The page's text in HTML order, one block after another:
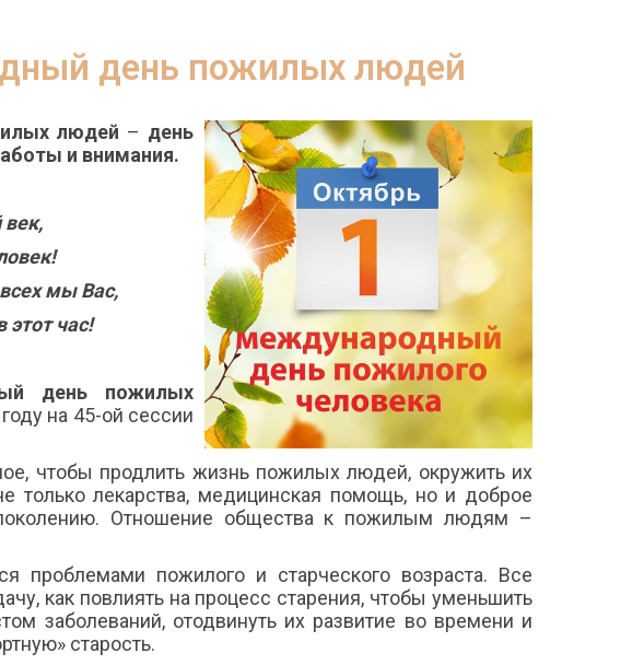
день пожилых людей
людей – день
и внимания.
мы Вас,
час!
день пожилых
на 45-ой сессии
чтобы продлить жизнь пожилых людей, окружить их
только лекарства, медицинская помощь, но и доброе
Отношение общества к пожилым людям –
проблемами пожилого и старческого возраста. Все
как повлиять на процесс старения, чтобы уменьшить
заболеваний, отодвинуть их развитие во времени и
старость.